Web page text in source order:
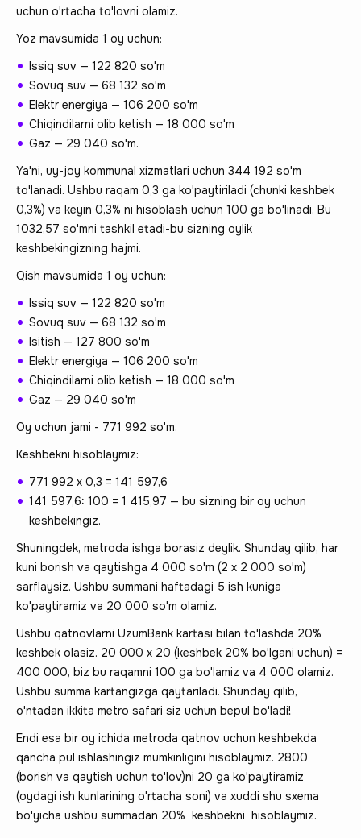
uchun o'rtacha to'lovni olamiz.
Yoz mavsumida 1 oy uchun:
Issiq suv — 122 820 so'm
Sovuq suv — 68 132 so'm
Elektr energiya — 106 200 so'm
Chiqindilarni olib ketish — 18 000 so'm
Gaz — 29 040 so'm.
Ya'ni, uy-joy kommunal xizmatlari uchun 344 192 so'm
to'lanadi. Ushbu raqam 0,3 ga ko'paytiriladi (chunki keshbek
0,3%) va keyin 0,3% ni hisoblash uchun 100 ga bo'linadi. Bu
1032,57 so'mni tashkil etadi-bu sizning oylik
keshbekingizning hajmi.
Qish mavsumida 1 oy uchun:
Issiq suv — 122 820 so'm
Sovuq suv — 68 132 so'm
Isitish — 127 800 so'm
Elektr energiya — 106 200 so'm
Chiqindilarni olib ketish — 18 000 so'm
Gaz — 29 040 so'm
Oy uchun jami - 771 992 so'm.
Keshbekni hisoblaymiz:
771 992 х 0,3 = 141 597,6
141 597,6: 100 = 1 415,97 — bu sizning bir oy uchun
keshbekingiz.
Shuningdek, metroda ishga borasiz deylik. Shunday qilib, har
kuni borish va qaytishga 4 000 so'm (2 x 2 000 so'm)
sarflaysiz. Ushbu summani haftadagi 5 ish kuniga
ko'paytiramiz va 20 000 so'm olamiz.
Ushbu qatnovlarni UzumBank kartasi bilan to'lashda 20%
keshbek olasiz. 20 000 x 20 (keshbek 20% bo'lgani uchun) =
400 000, biz bu raqamni 100 ga bo'lamiz va 4 000 olamiz.
Ushbu summa kartangizga qaytariladi. Shunday qilib,
o'ntadan ikkita metro safari siz uchun bepul bo'ladi!
Endi esa bir oy ichida metroda qatnov uchun keshbekda
qancha pul ishlashingiz mumkinligini hisoblaymiz. 2800
(borish va qaytish uchun to'lov)ni 20 ga ko'paytiramiz
(oydagi ish kunlarining o'rtacha soni) va xuddi shu sxema
bo'yicha ushbu summadan 20% keshbekni hisoblaymiz.